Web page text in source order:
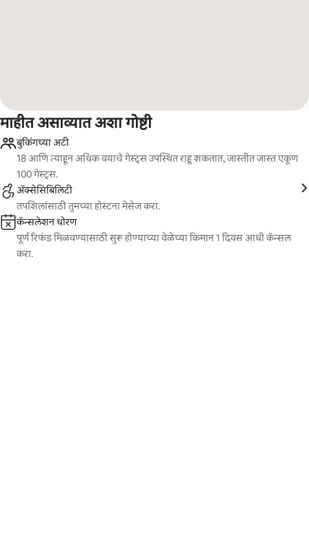
माहीत असाव्यात अशा गोष्टी
बुकिंगच्या अटी
18 आणि त्याहून अधिक वयाचे गेस्ट्स उपस्थित राहू शकतात, जास्तीत जास्त एकूण
100 गेस्ट्स.
ॲक्सेसिबिलिटी
तपशिलांसाठी तुमच्या होस्टना मेसेज करा.
कॅन्सलेशन धोरण
पूर्ण रिफंड मिळवण्यासाठी सुरू होण्याच्या वेळेच्या किमान 1 दिवस आधी कॅन्सल
करा.